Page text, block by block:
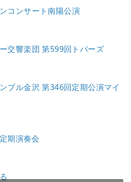
コンサート南陽公演
交響楽団 第599回トパーズ
ブル金沢 第346回定期公演マイ
期演奏会